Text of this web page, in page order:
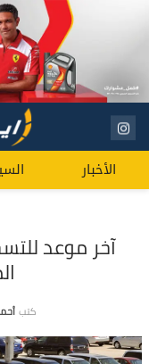
الأخبار
آخر موعد
كتب